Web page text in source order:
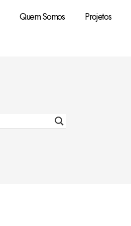
Quem Somos Projetos